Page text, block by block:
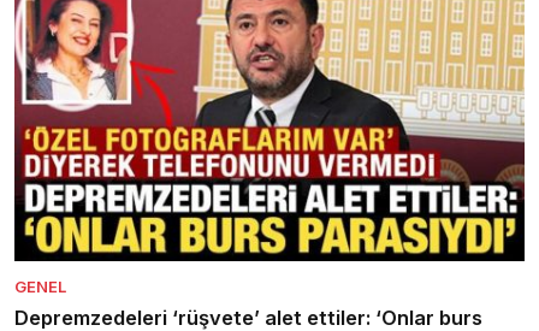
GENEL
Depremzedeleri ‘rüşvete’ alet ettiler: ‘Onlar burs